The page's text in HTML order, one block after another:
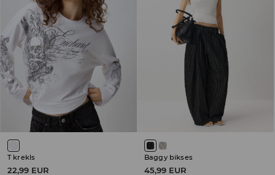
T krekls
22,99 EUR
Baggy bikses
45,99 EUR